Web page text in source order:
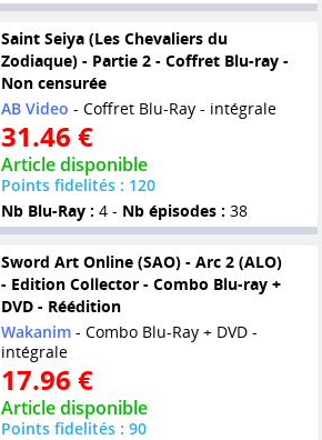
Saint Seiya (Les Chevaliers du
Zodiaque) - Partie 2 - Coffret Blu-ray -
Non censurée
AB Video - Coffret Blu-Ray - intégrale
31.46 €
Article disponible
Points fidelités : 120
Nb Blu-Ray : 4 - Nb épisodes : 38
Sword Art Online (SAO) - Arc 2 (ALO)
- Edition Collector - Combo Blu-ray +
DVD - Réédition
Wakanim- Combo Blu-Ray + DVD -
intégrale
17.96 €
Article disponible
Points fidelités : 90